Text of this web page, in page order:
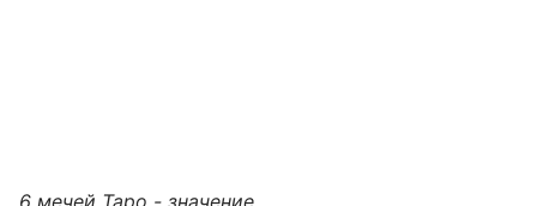
6 мечей Таро - значение